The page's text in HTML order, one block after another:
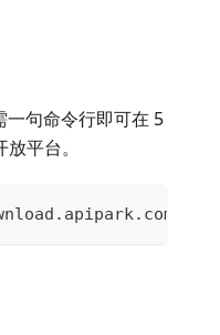
句命令行即可在 5
平台。